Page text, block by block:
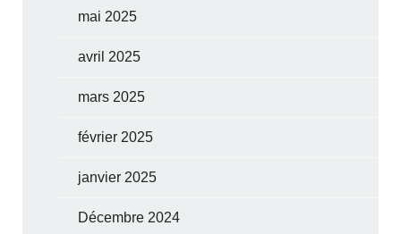
mai 2025
avril 2025
mars 2025
février 2025
janvier 2025
Décembre 2024